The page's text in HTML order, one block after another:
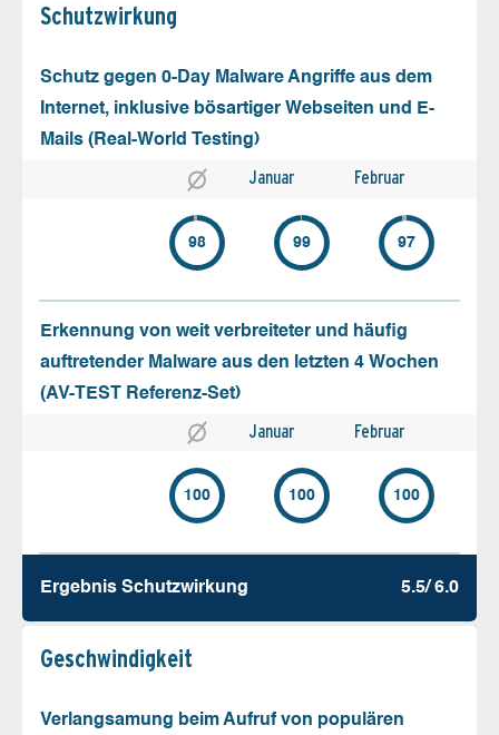
Schutz­wirkung
Schutz gegen 0-Day Malware Angriffe aus dem
Internet, inklusive bösartiger Webseiten und E-
Mails (Real-World Testing)
Januar Februar
98 99 97
Erkennung von weit verbreiteter und häufig
auftretender Malware aus den letzten 4 Wochen
(AV-TEST Referenz-Set)
Januar Februar
100 100 100
Ergebnis Schutz­wirkung 5.5/ 6.0
Geschw­indigkeit
Verlangsamung beim Aufruf von populären